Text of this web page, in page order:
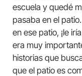
escuela y quedé
pasaba en el
en ese patio, ¡le
era muy
historias que
que el patio es